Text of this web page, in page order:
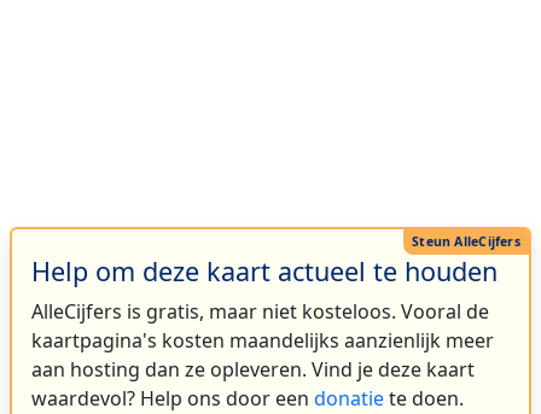
Help om deze kaart actueel te houden
AlleCijfers is gratis, maar niet kosteloos. Vooral de
kaartpagina's kosten maandelijks aanzienlijk meer
aan hosting dan ze opleveren. Vind je deze kaart
waardevol? Help ons door een donatiete doen.